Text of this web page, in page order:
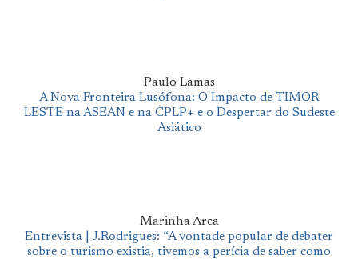
Paulo Lamas
A Nova Fronteira Lusófona: O Impacto de TIMOR
LESTE na ASEAN e na CPLP+ e o Despertar do Sudeste
Asiático
Marinha Area
Entrevista | J.Rodrigues: “A vontade popular de debater
sobre o turismo existia, tivemos a perícia de saber como